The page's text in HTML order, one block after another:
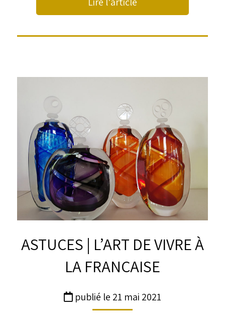
ASTUCES | L’ART DE VIVRE À
LA FRANÇAISE
publié le 21 mai 2021